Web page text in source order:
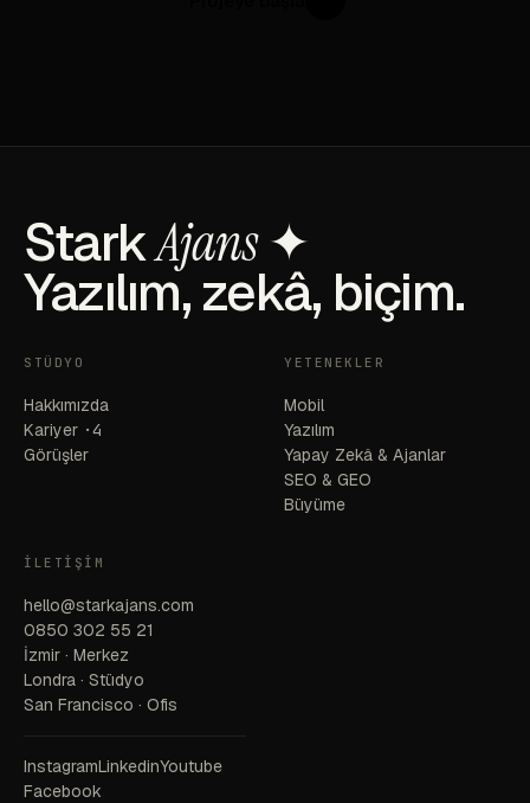
StarkAjans✦
Yazılım, zekâ, biçim.
STÜDYO
Hakkımızda
Kariyer ·4
Görüşler
YETENEKLER
Mobil
Yazılım
Yapay Zekâ & Ajanlar
SEO & GEO
Büyüme
İLETIŞIM
hello@starkajans.com
0850 302 55 21
İzmir · Merkez
Londra · Stüdyo
San Francisco · Ofis
InstagramLinkedinYoutube
Facebook